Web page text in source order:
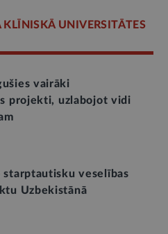
UNIVERSITĀTES
vairāki
projekti, uzlabojot vidi
veselības
Uzbekistānā